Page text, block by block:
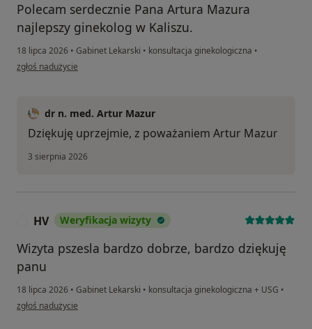
Polecam serdecznie Pana Artura Mazura
najlepszy ginekolog w Kaliszu.
18 lipca 2026 • Gabinet Lekarski • konsultacja ginekologiczna •
w opinii użytkownika Ruslana
zgłoś nadużycie
dr n. med. Artur Mazur
Dziękuję uprzejmie, z poważaniem Artur Mazur
3 sierpnia 2026
HV Weryfikacja wizyty
Wizyta pszesla bardzo dobrze, bardzo dziękuję
panu
18 lipca 2026 • Gabinet Lekarski • konsultacja ginekologiczna + USG •
w opinii użytkownika HV
zgłoś nadużycie